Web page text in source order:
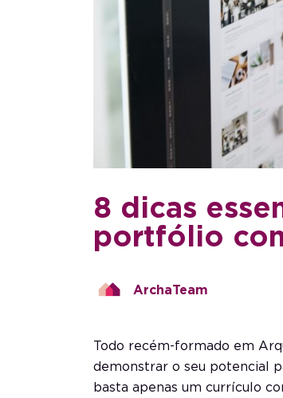
8 dicas
portfólio
ArchaTeam
Todo recém-formado em
demonstrar o seu potencial
basta apenas um currículo